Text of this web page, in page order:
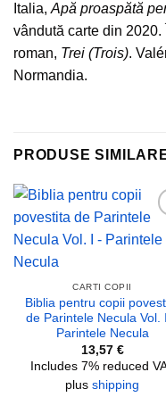
Italia, Apă proaspătă
vândută carte din
roman, Trei (Trois).
Normandia.
PRODUSE
CARTI COPII
Biblia pentru copii
de Parintele Necula Vol.
Parintele Necula
13,57 €
Includes 7% reduced
plus shipping